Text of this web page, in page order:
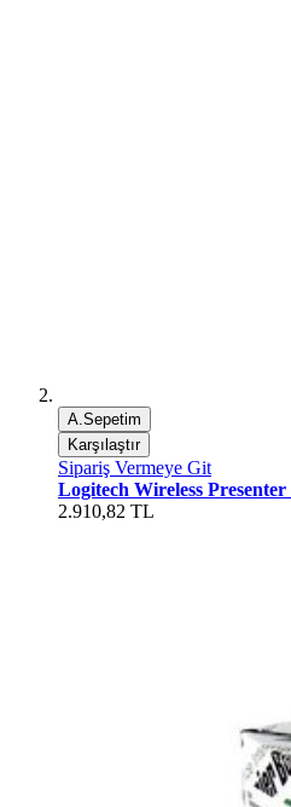
A.Sepetim
Karşılaştır
Sipariş Vermeye Git
Logitech Wireless
2.910,82 TL